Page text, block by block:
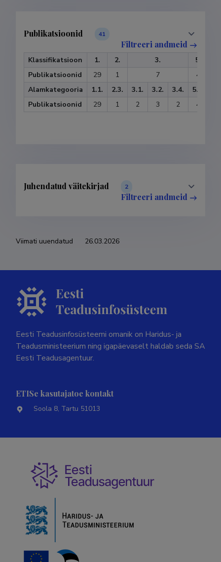
Publikatsioonid 41
Filtreeri andmeid
Klassifikatsioon 1. 2. 3.
5.
Publikatsioonid
29 1 7
4
Alamkategooria
1.1. 2.3. 3.1. 3.2. 3.4.
5.2.
Publikatsioonid
29 1 2 3 2 4
Juhendatud väitekirjad 2
Filtreeri andmeid
Viimati uuendatud 26.03.2026
Eesti Teadusinfosüsteemi omanik on Haridus- ja
Teadusministeerium ning igapäevaselt haldab seda SA
Eesti Teadusagentuur.
ETISe kasutajatoe kontakt
Soola 8, Tartu 51013